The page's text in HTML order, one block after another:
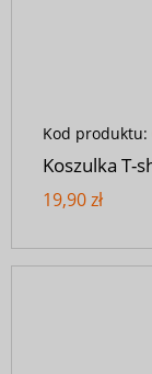
Kod produktu:
Koszulka T-
19,90 zł